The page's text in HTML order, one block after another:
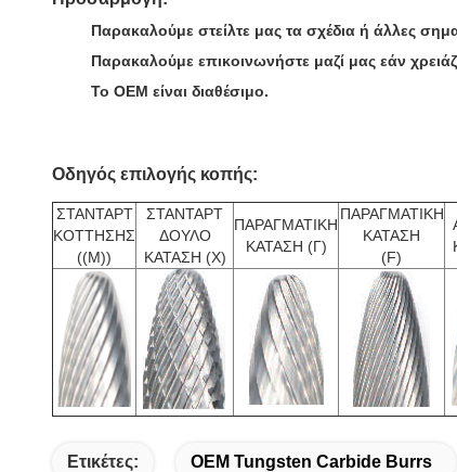
Παρακαλούμε στείλτε μας τα σχέδια ή άλλες
Παρακαλούμε επικοινωνήστε μαζί μας εάν
Το OEM είναι διαθέσιμο.
Οδηγός επιλογής κοπής:
ΣΤΑΝΤΑΡΤ
ΚΟΤΤΗΣΗΣ
((Μ))
ΣΤΑΝΤΑΡΤ
ΔΟΥΛΟ
ΚΑΤΑΣΗ (X)
ΠΑΡΑΓΜΑΤΙΚΗ
ΚΑΤΑΣΗ (Γ)
ΠΑΡΑΓΜΑΤΙΚΗ
ΚΑΤΑΣΗ
(F)
Ετικέτες: OEM Tungsten Carbide Burrs